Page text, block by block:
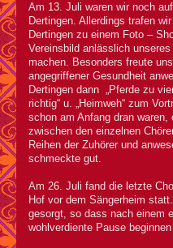
Am 13. Juli waren wir noch
Dertingen. Allerdings trafen
Dertingen zu einem Foto –
Vereinsbild anlässlich
machen. Besonders freute
angegriffener Gesundheit
Dertingen dann „Pferde zu
richtig“ u. „Heimweh“ zum
schon am Anfang dran
zwischen den einzelnen
Reihen der Zuhörer und
schmeckte gut.
Am 26. Juli fand die letzte
Hof vor dem Sängerheim
gesorgt, so dass nach einem
wohlverdiente Pause